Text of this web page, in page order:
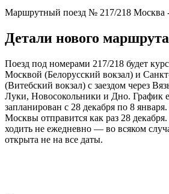
Маршрутный поезд № 217/218 Москва
Детали нового маршрута
Поезд под номерами 217/218 будет
Москвой (Белорусский вокзал) и
(Витебский вокзал) с заездом через
Луки, Новосокольники и Дно. График
запланирован с 28 декабря по 8
Москвы отправится как раз 28
ходить не ежедневно — во всяком
открыта не на все даты.